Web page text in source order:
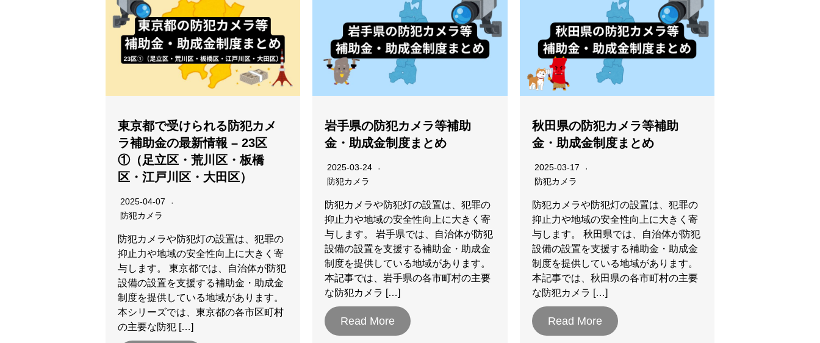
東京都で受けられる防犯カメ
ラ補助金の最新情報 – 23区
①（足立区・荒川区・板橋
区・江戸川区・大田区）
2025-04-07
防犯カメラ
防犯カメラや防犯灯の設置は、犯罪の
抑止力や地域の安全性向上に大きく寄
与します。 東京都では、自治体が防犯
設備の設置を支援する補助金・助成金
制度を提供している地域があります。
本シリーズでは、東京都の各市区町村
の主要な防犯 […]
岩手県の防犯カメラ等補助
金・助成金制度まとめ
2025-03-24
防犯カメラ
防犯カメラや防犯灯の設置は、犯罪の
抑止力や地域の安全性向上に大きく寄
与します。 岩手県では、自治体が防犯
設備の設置を支援する補助金・助成金
制度を提供している地域があります。
本記事では、岩手県の各市町村の主要
な防犯カメラ […]
Read More
秋田県の防犯カメラ等補助
金・助成金制度まとめ
2025-03-17
防犯カメラ
防犯カメラや防犯灯の設置は、犯罪の
抑止力や地域の安全性向上に大きく寄
与します。 秋田県では、自治体が防犯
設備の設置を支援する補助金・助成金
制度を提供している地域があります。
本記事では、秋田県の各市町村の主要
な防犯カメラ […]
Read More